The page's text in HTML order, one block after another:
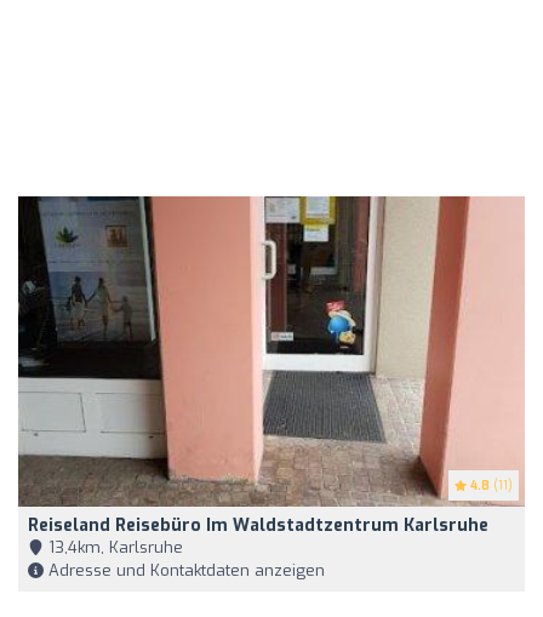
4.8 (11)
Reiseland Reisebüro Im Waldstadtzentrum Karlsruhe
13,4km, Karlsruhe
Adresse und Kontaktdaten anzeigen